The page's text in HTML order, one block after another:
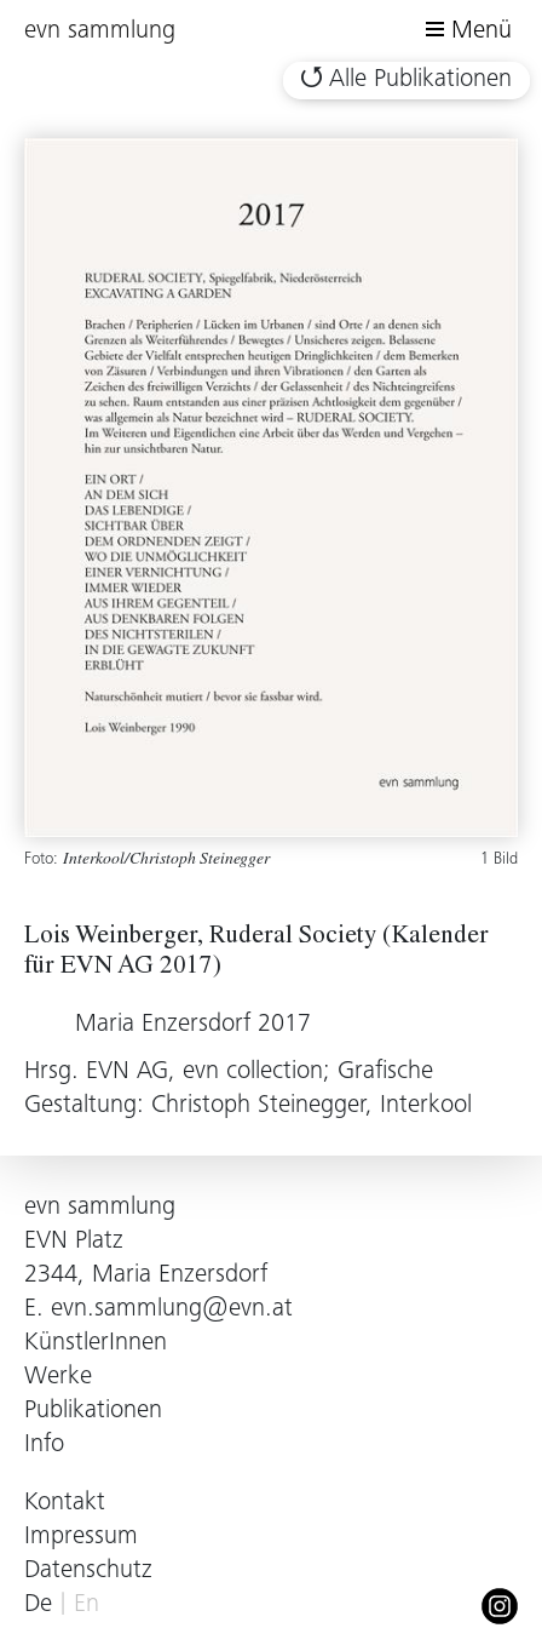
evn sammlung
Menü
Alle Publikationen
Foto: Interkool/Christoph Steinegger 1 Bild
Lois Weinberger, Ruderal Society (Kalender
für EVN AG 2017)
Maria Enzersdorf 2017
Hrsg. EVN AG, evn collection; Grafische
Gestaltung: Christoph Steinegger, Interkool
evn sammlung
EVN Platz
2344, Maria Enzersdorf
E. evn.sammlung@evn.at
KünstlerInnen
Werke
Publikationen
Info
Kontakt
Impressum
Datenschutz
De
En